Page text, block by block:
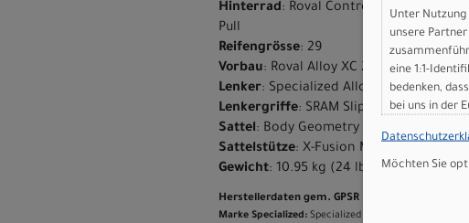
Hinterrad: Roval Control SL V,
Pull
Reifengrösse: 29
Vorbau: Roval Alloy XC 2-bolt stem,
Lenker: Specialized Alloy Minirise,
Lenkergriffe: SRAM Slip on with Twist-
Sattel: Body Geometry Power Comp,
Sattelstütze: X-Fusion Manic, 30.9, SM:
Gewicht: 10.95 kg (24 lb, 2.2 oz)
Herstellerdaten gem. GPSR
Marke Specialized: Specialized Germany GmbH
Unter
unsere
eine 1:1-
bedenken,
bei uns in der
Möchten Sie